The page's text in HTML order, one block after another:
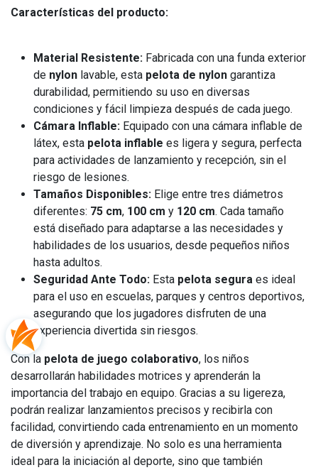
Características del producto:
Material Resistente: Fabricada con una funda exterior
de nylon lavable, esta pelota de nylon garantiza
durabilidad, permitiendo su uso en diversas
condiciones y fácil limpieza después de cada juego.
Cámara Inflable: Equipado con una cámara inflable de
látex, esta pelota inflable es ligera y segura, perfecta
para actividades de lanzamiento y recepción, sin el
riesgo de lesiones.
Tamaños Disponibles: Elige entre tres diámetros
diferentes: 75 cm, 100 cm y 120 cm. Cada tamaño
está diseñado para adaptarse a las necesidades y
habilidades de los usuarios, desde pequeños niños
hasta adultos.
Seguridad Ante Todo: Esta pelota segura es ideal
para el uso en escuelas, parques y centros deportivos,
asegurando que los jugadores disfruten de una
experiencia divertida sin riesgos.
Con la pelota de juego colaborativo, los niños
desarrollarán habilidades motrices y aprenderán la
importancia del trabajo en equipo. Gracias a su ligereza,
podrán realizar lanzamientos precisos y recibirla con
facilidad, convirtiendo cada entrenamiento en un momento
de diversión y aprendizaje. No solo es una herramienta
ideal para la iniciación al deporte, sino que también